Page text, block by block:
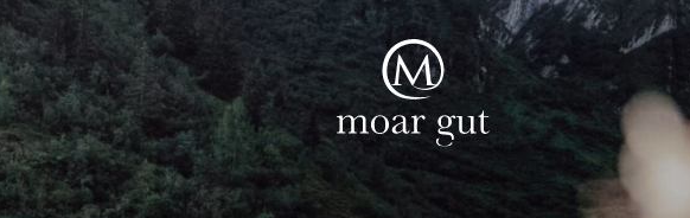
Suiten & Angebote
Familienurlaub